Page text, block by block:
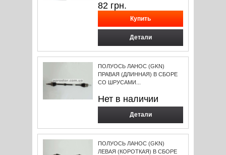
82 грн.
Детали
ПОЛУОСЬ ЛАНОС (GKN)
ПРАВАЯ (ДЛИННАЯ) В СБОРЕ
СО ШРУСАМИ...
Нет в наличии
Детали
ПОЛУОСЬ ЛАНОС (GKN)
ЛЕВАЯ (КОРОТКАЯ) В СБОРЕ